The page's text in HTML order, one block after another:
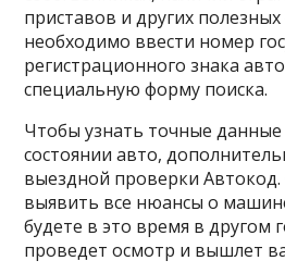
приставов и других
необходимо ввести номер
регистрационного знака
специальную форму поиска.
Чтобы узнать точные данные
состоянии авто,
выездной проверки
выявить все нюансы о
будете в это время в другом
проведет осмотр и вышлет